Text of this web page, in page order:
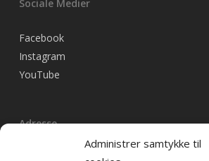
Administrer samtykke til
Sociale Medier
Facebook
Instagram
YouTube
Adresse
RD Marketing Bureau